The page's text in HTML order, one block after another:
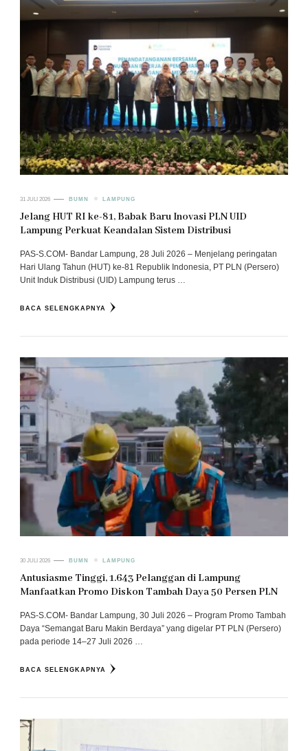
31 JULI 2026 BUMN LAMPUNG
Jelang HUT RI ke-81, Babak Baru Inovasi PLN UID
Lampung Perkuat Keandalan Sistem Distribusi
PAS-S.COM- Bandar Lampung, 28 Juli 2026 – Menjelang peringatan
Hari Ulang Tahun (HUT) ke-81 Republik Indonesia, PT PLN (Persero)
Unit Induk Distribusi (UID) Lampung terus …
BACA SELENGKAPNYA
30 JULI 2026 BUMN LAMPUNG
Antusiasme Tinggi, 1.643 Pelanggan di Lampung
Manfaatkan Promo Diskon Tambah Daya 50 Persen PLN
PAS-S.COM- Bandar Lampung, 30 Juli 2026 – Program Promo Tambah
Daya “Semangat Baru Makin Berdaya” yang digelar PT PLN (Persero)
pada periode 14–27 Juli 2026 …
BACA SELENGKAPNYA